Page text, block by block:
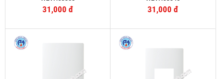
31,000 đ 31,000 đ